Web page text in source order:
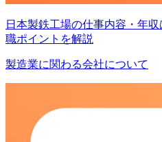
日本製鉄工場の仕事内容・年
職ポイントを解説
製造業に関わる会社について